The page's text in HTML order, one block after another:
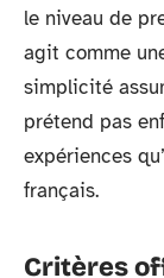
le niveau de
agit comme
simplicité
prétend pas
expériences
français.
Critères